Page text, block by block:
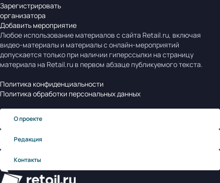
Зарегистрировать
организатора
Добавить мероприятие
Любое использование материалов с сайта Retail.ru, включая
видео-материалы и материалы с онлайн-мероприятий
допускается только при наличии гиперссылки на страницу
материала на Retail.ru в первом абзаце публикуемого текста.
Политика конфиденциальности
Политика обработки персональных данных
О проекте
Редакция
Контакты